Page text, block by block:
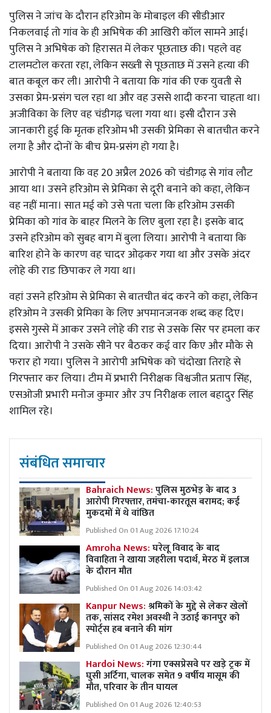
पुलिस ने जांच के दौरान हरिओम के मोबाइल की सीडीआर
निकलवाई तो गांव के ही अभिषेक की आखिरी कॉल सामने आई।
पुलिस ने अभिषेक को हिरासत में लेकर पूछताछ की। पहले वह
टालमटोल करता रहा, लेकिन सख्ती से पूछताछ में उसने हत्या की
बात कबूल कर ली। आरोपी ने बताया कि गांव की एक युवती से
उसका प्रेम-प्रसंग चल रहा था और वह उससे शादी करना चाहता था।
अजीविका के लिए वह चंडीगढ़ चला गया था। इसी दौरान उसे
जानकारी हुई कि मृतक हरिओम भी उसकी प्रेमिका से बातचीत करने
लगा है और दोनों के बीच प्रेम-प्रसंग हो गया है।
आरोपी ने बताया कि वह 20 अप्रैल 2026 को चंडीगढ़ से गांव लौट
आया था। उसने हरिओम से प्रेमिका से दूरी बनाने को कहा, लेकिन
वह नहीं माना। सात मई को उसे पता चला कि हरिओम उसकी
प्रेमिका को गांव के बाहर मिलने के लिए बुला रहा है। इसके बाद
उसने हरिओम को सुबह बाग में बुला लिया। आरोपी ने बताया कि
बारिश होने के कारण वह चादर ओढ़कर गया था और उसके अंदर
लोहे की राड छिपाकर ले गया था।
वहां उसने हरिओम से प्रेमिका से बातचीत बंद करने को कहा, लेकिन
हरिओम ने उसकी प्रेमिका के लिए अपमानजनक शब्द कह दिए।
इससे गुस्से में आकर उसने लोहे की राड से उसके सिर पर हमला कर
दिया। आरोपी ने उसके सीने पर बैठकर कई वार किए और मौके से
फरार हो गया। पुलिस ने आरोपी अभिषेक को चंदोखा तिराहे से
गिरफ्तार कर लिया। टीम में प्रभारी निरीक्षक विश्वजीत प्रताप सिंह,
एसओजी प्रभारी मनोज कुमार और उप निरीक्षक लाल बहादुर सिंह
शामिल रहे।
संबंधित समाचार
Bahraich News:पुलिस मुठभेड़ के बाद 3
आरोपी गिरफ्तार, तमंचा-कारतूस बरामद; कई
मुकदमों में थे वांछित
Published On 01 Aug 2026 17:10:24
Amroha News:घरेलू विवाद के बाद
विवाहिता ने खाया जहरीला पदार्थ, मेरठ में इलाज
के दौरान मौत
Published On 01 Aug 2026 14:03:42
Kanpur News:श्रमिकों के मुद्दे से लेकर खेलों
तक, सांसद रमेश अवस्थी ने उठाई कानपुर को
स्पोर्ट्स हब बनाने की मांग
Published On 01 Aug 2026 12:30:44
Hardoi News:गंगा एक्सप्रेसवे पर खड़े ट्रक में
घुसी अर्टिगा, चालक समेत 9 वर्षीय मासूम की
मौत, परिवार के तीन घायल
Published On 01 Aug 2026 12:40:53